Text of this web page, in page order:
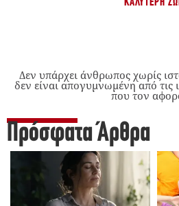
ΚΑΛΎΤΕΡΗ
Δεν υπάρχει άνθρωπος χωρίς
δεν είναι απογυμνωμένη από
που τον
Πρόσφατα Άρθρα